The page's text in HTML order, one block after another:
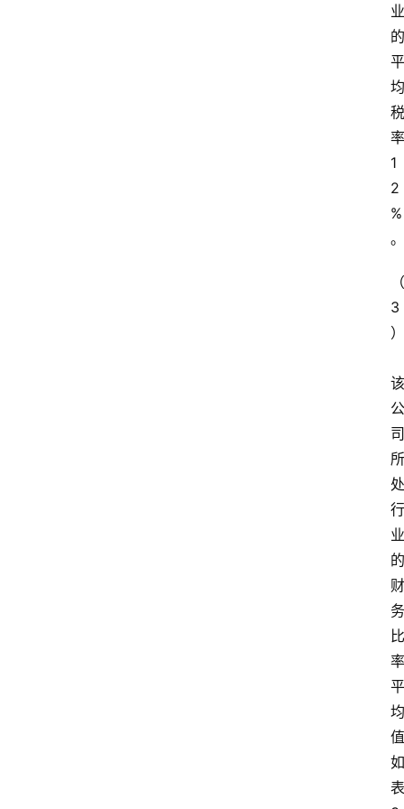
业
的
平
均
税
率
1
2
%
。
（
3
）
该
公
司
所
处
行
业
的
财
务
比
率
平
均
值
如
表